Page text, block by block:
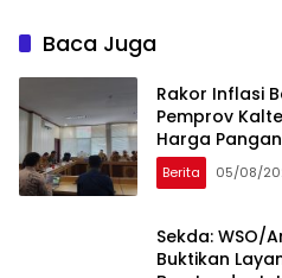
Baca Juga
Rakor Inflasi
Pemprov
Harga Pangan
Berita 05/08/
Sekda: WSO/
Buktikan